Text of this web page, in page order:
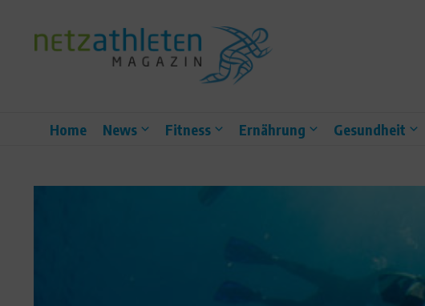
Home News Fitness Ernährung Gesundheit